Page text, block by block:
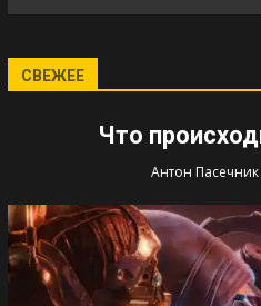
СВЕЖЕЕ
Что
Антон Пасечник